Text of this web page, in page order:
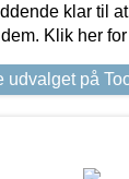
klar til
Klik her
udvalget på